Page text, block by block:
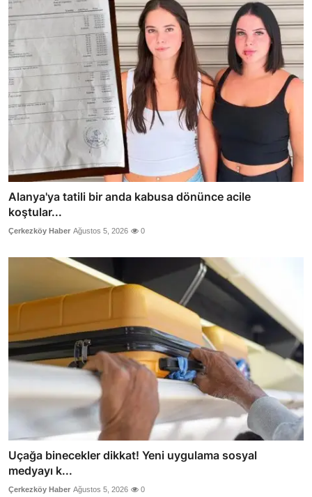
Alanya'ya tatili bir anda kabusa dönünce acile
koştular...
Çerkezköy Haber Ağustos 5, 2026 0
Uçağa binecekler dikkat! Yeni uygulama sosyal
medyayı k...
Çerkezköy Haber Ağustos 5, 2026 0